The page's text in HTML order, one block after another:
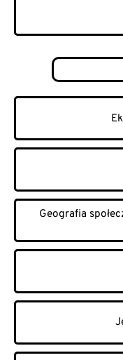
Geografia